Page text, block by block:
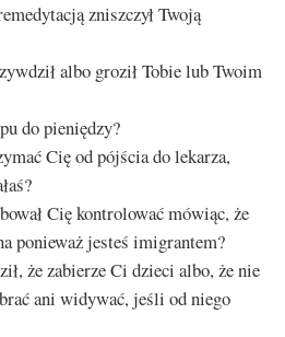
zniszczył Twoją
albo groził Tobie lub Twoim
do pieniędzy?
Cię od pójścia do lekarza,
Cię kontrolować mówiąc, że
ponieważ jesteś imigrantem?
że zabierze Ci dzieci albo, że nie
ani widywać, jeśli od niego